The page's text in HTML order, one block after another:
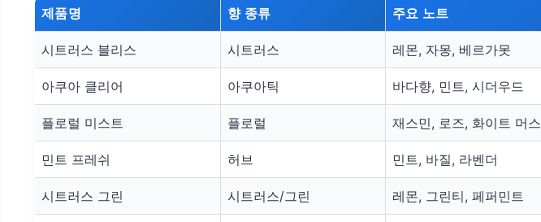
제품명 향 종류 주요 노트
시트러스 블리스 시트러스 레몬, 자몽, 베르가못
아쿠아 클리어 아쿠아틱 바다향, 민트, 시더우드
플로럴 미스트 플로럴 재스민, 로즈, 화이트 머
민트 프레쉬 허브 민트, 바질, 라벤더
시트러스 그린 시트러스/그린 레몬, 그린티, 페퍼민트